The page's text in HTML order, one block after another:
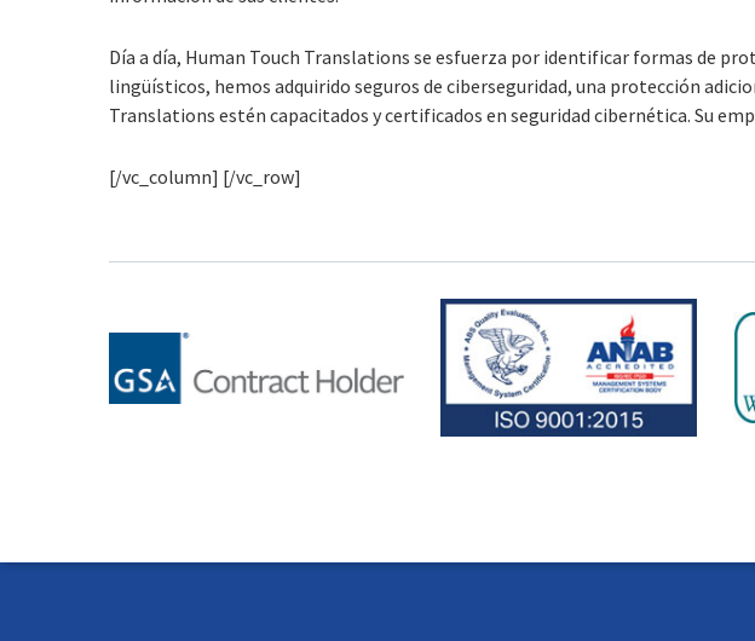
Día a día, Human Touch Translations se esfuerza por identificar formas de
lingüísticos, hemos adquirido seguros de ciberseguridad, una protección
Translations estén capacitados y certificados en seguridad cibernética. Su
[/vc_column] [/vc_row]